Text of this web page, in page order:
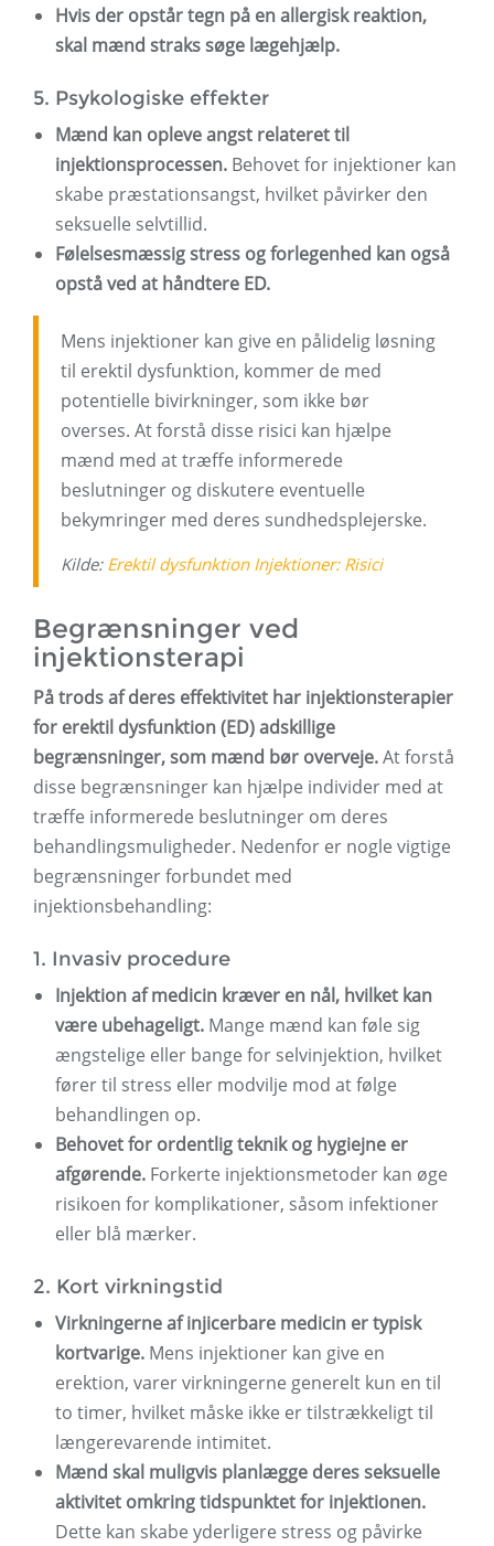
Hvis der opstår tegn på en allergisk reaktion,
skal mænd straks søge lægehjælp.
5. Psykologiske effekter
Mænd kan opleve angst relateret til
injektionsprocessen. Behovet for injektioner kan
skabe præstationsangst, hvilket påvirker den
seksuelle selvtillid.
Følelsesmæssig stress og forlegenhed kan også
opstå ved at håndtere ED.
Mens injektioner kan give en pålidelig løsning
til erektil dysfunktion, kommer de med
potentielle bivirkninger, som ikke bør
overses. At forstå disse risici kan hjælpe
mænd med at træffe informerede
beslutninger og diskutere eventuelle
bekymringer med deres sundhedsplejerske.
Kilde: Erektil dysfunktion Injektioner: Risici
Begrænsninger ved
injektionsterapi
På trods af deres effektivitet har injektionsterapier
for erektil dysfunktion (ED) adskillige
begrænsninger, som mænd bør overveje.At forstå
disse begrænsninger kan hjælpe individer med at
træffe informerede beslutninger om deres
behandlingsmuligheder. Nedenfor er nogle vigtige
begrænsninger forbundet med
injektionsbehandling:
1. Invasiv procedure
Injektion af medicin kræver en nål, hvilket kan
være ubehageligt. Mange mænd kan føle sig
ængstelige eller bange for selvinjektion, hvilket
fører til stress eller modvilje mod at følge
behandlingen op.
Behovet for ordentlig teknik og hygiejne er
afgørende. Forkerte injektionsmetoder kan øge
risikoen for komplikationer, såsom infektioner
eller blå mærker.
2. Kort virkningstid
Virkningerne af injicerbare medicin er typisk
kortvarige. Mens injektioner kan give en
erektion, varer virkningerne generelt kun en til
to timer, hvilket måske ikke er tilstrækkeligt til
længerevarende intimitet.
Mænd skal muligvis planlægge deres seksuelle
aktivitet omkring tidspunktet for injektionen.
Dette kan skabe yderligere stress og påvirke